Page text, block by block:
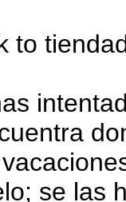
to
se las